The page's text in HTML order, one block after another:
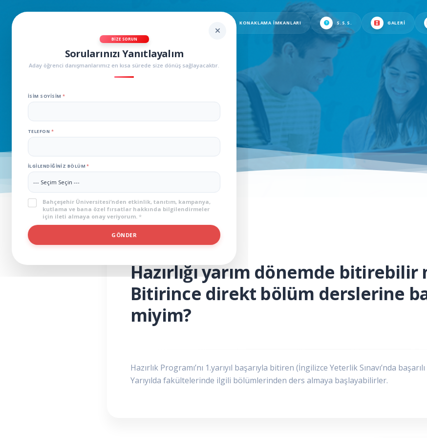
KONAKLAMA İMKANLARI S.S.S. GALERI
BIZE SORUN
Sorularınızı Yanıtlayalım
Aday öğrenci danışmanlarımız en kısa sürede size dönüş sağlayacaktır.
İSIM SOYISIM *
TELEFON *
İLGILENDIĞINIZ BÖLÜM*
KVKK*
Bahçeşehir Üniversitesi’nden etkinlik, tanıtım, kampanya,
kutlama ve bana özel fırsatlar hakkında bilgilendirmeler
için ileti almaya onay veriyorum. *
B
Ö
M
GÖNDER
Hazırlığı yarım dönemde bitirebilir
Bitirince direkt bölüm derslerine
miyim?
Hazırlık Programı’nı 1.yarıyıl başarıyla bitiren (İngilizce Yeterlik Sınavı’nda
Yarıyılda fakültelerinde ilgili bölümlerinden ders almaya başlayabilirler.